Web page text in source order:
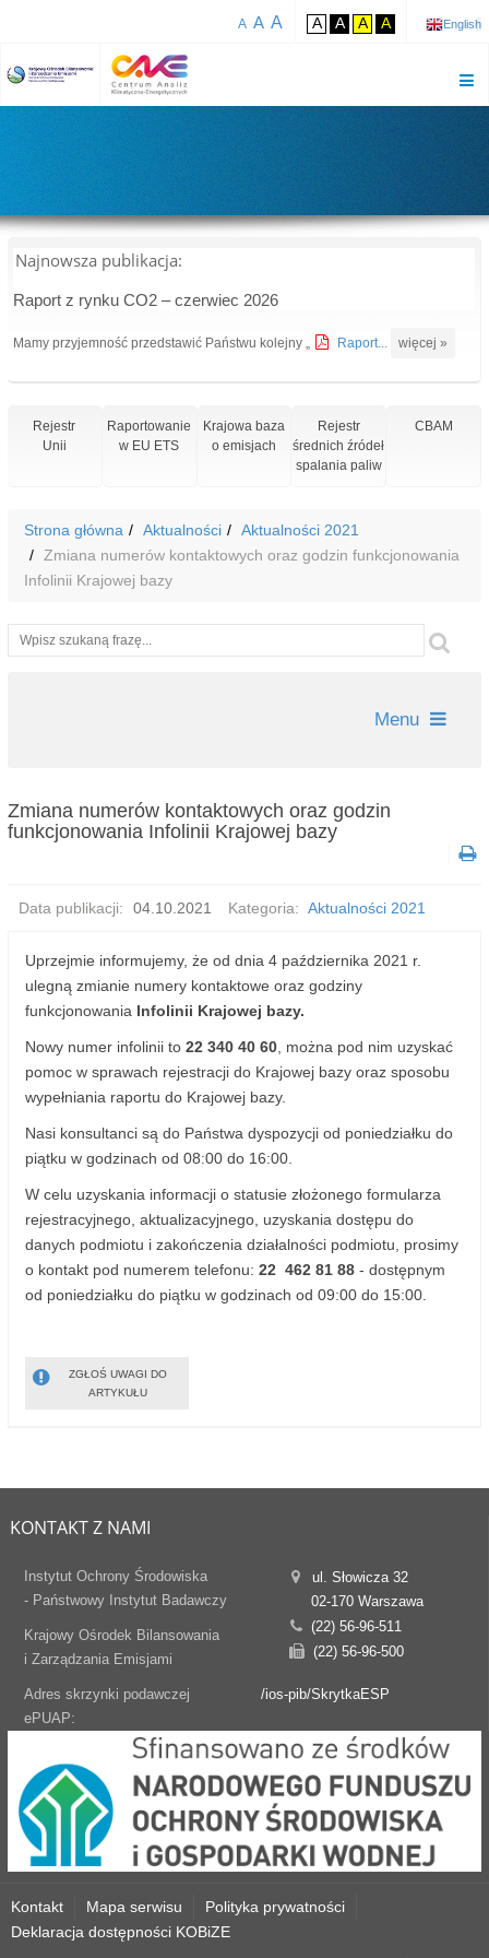
A A A A A A A English
Najnowsza publikacja:
Raport z rynku CO2 – czerwiec 2026
Mamy przyjemność przedstawić Państwu kolejny „ Raport... więcej »
Rejestr
Unii
Raportowanie
w EU ETS
Krajowa baza
o emisjach
Rejestr
średnich źródeł
spalania paliw
CBAM
Strona główna Aktualności
Aktualności 2021
Zmiana numerów kontaktowych oraz godzin funkcjonowania
Infolinii Krajowej bazy
Wyszukiwarka
Menu
Zmiana numerów kontaktowych oraz godzin
funkcjonowania Infolinii Krajowej bazy
Data publikacji: 04.10.2021 Kategoria: Aktualności 2021
Uprzejmie informujemy, że od dnia 4 października 2021 r.
ulegną zmianie numery kontaktowe oraz godziny
funkcjonowania Infolinii Krajowej bazy.
Nowy numer infolinii to 22 340 40 60 , można pod nim uzyskać
pomoc w sprawach rejestracji do Krajowej bazy oraz sposobu
wypełniania raportu do Krajowej bazy.
Nasi konsultanci są do Państwa dyspozycji od poniedziałku do
piątku w godzinach od 08:00 do 16:00.
W celu uzyskania informacji o statusie złożonego formularza
rejestracyjnego, aktualizacyjnego, uzyskania dostępu do
danych podmiotu i zakończenia działalności podmiotu, prosimy
o kontakt pod numerem telefonu: 22 462 81 88 - dostępnym
od poniedziałku do piątku w godzinach od 09:00 do 15:00.
ZGŁOŚ UWAGI DO
ARTYKUŁU
KONTAKT Z NAMI
Instytut Ochrony Środowiska
- Państwowy Instytut Badawczy
Krajowy Ośrodek Bilansowania
i Zarządzania Emisjami
ul. Słowicza 32
02-170 Warszawa
(22) 56-96-511
(22) 56-96-500
Adres skrzynki podawczej
ePUAP:
/ios-pib/SkrytkaESP
Kontakt Mapa serwisu
Polityka prywatności
Deklaracja dostępności KOBiZE